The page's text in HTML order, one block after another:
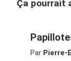
Ça pourrait
Par Pierre-